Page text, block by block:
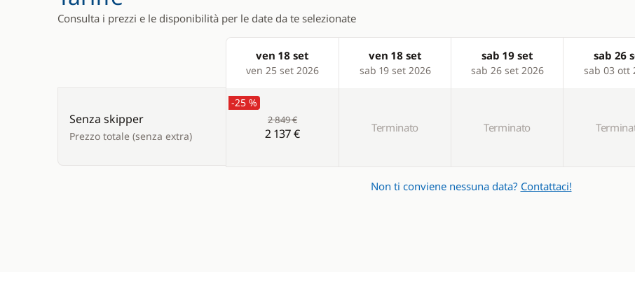
Consulta i prezzi e le disponibilità per le date da te selezionate
Products
ven 18 set
ven 25 set 2026
ven 18 set
sab 19 set 2026
sab 19 set
sab 26 set 2026
sab 26
sab 03 ott
Senza skipper
Prezzo totale (senza extra)
-25 %
2 849 €
2 137 € Terminato Terminato
Non ti conviene nessuna data? Contattaci!